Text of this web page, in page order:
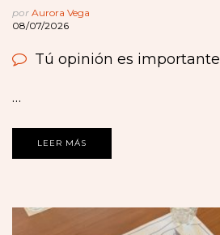
por Aurora Vega
08/07/2026
Tú opinión es importante
…
LEER MÁS